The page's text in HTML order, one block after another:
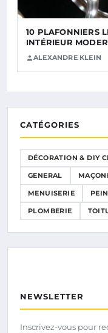
10 PLAFONNIERS
INTÉRIEUR
ALEXANDRE KLEIN
CATÉGORIES
DÉCORATION & DIY
GENERAL
MENUISERIE
PLOMBERIE
NEWSLETTER
Inscrivez-vous pour